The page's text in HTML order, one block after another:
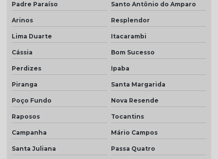
Padre Paraíso Santo Antônio do Amparo
Arinos Resplendor
Lima Duarte Itacarambi
Cássia Bom Sucesso
Perdizes Ipaba
Piranga Santa Margarida
Poço Fundo Nova Resende
Raposos Tocantins
Campanha Mário Campos
Santa Juliana Passa Quatro